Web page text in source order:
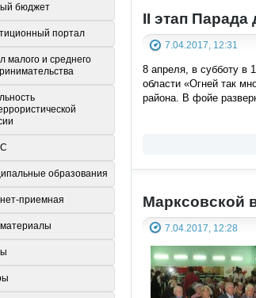
II этап Парада
7.04.2017, 12:31
8 апреля, в субботу в
области «Огней так
района. В фойе
Марксовской
7.04.2017, 12:28
бюджет
портал
малого и среднего
образования
приемная